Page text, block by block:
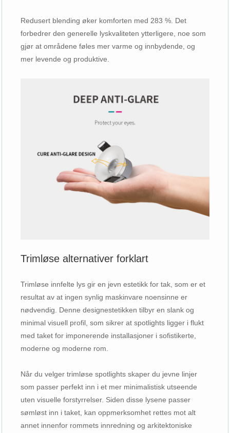
Redusert blending øker komforten med 283 %. Det
forbedrer den generelle lyskvaliteten ytterligere, noe som
gjør at områdene føles mer varme og innbydende, og
mer levende og produktive.
Trimløse alternativer forklart
Trimløse innfelte lys gir en jevn estetikk for tak, som er et
resultat av at ingen synlig maskinvare noensinne er
nødvendig. Denne designestetikken tilbyr en slank og
minimal visuell profil, som sikrer at spotlights ligger i flukt
med taket for imponerende installasjoner i sofistikerte,
moderne og moderne rom.
Når du velger trimløse spotlights skaper du jevne linjer
som passer perfekt inn i et mer minimalistisk utseende
uten visuelle forstyrrelser. Siden disse lysene passer
sømløst inn i taket, kan oppmerksomhet rettes mot alt
annet innenfor rommets innredning og arkitektoniske